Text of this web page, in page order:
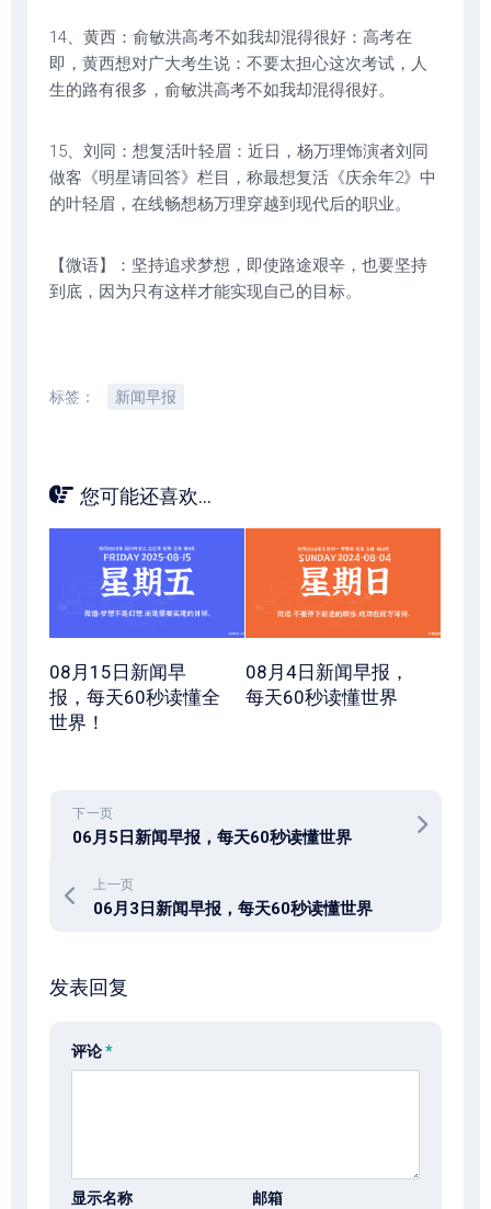
14、黄西：俞敏洪高考不如我却混得很好：高考在
即，黄西想对广大考生说：不要太担心这次考试，人
生的路有很多，俞敏洪高考不如我却混得很好。
15、刘同：想复活叶轻眉：近日，杨万理饰演者刘同
做客《明星请回答》栏目，称最想复活《庆余年2》中
的叶轻眉，在线畅想杨万理穿越到现代后的职业。
【微语】：坚持追求梦想，即使路途艰辛，也要坚持
到底，因为只有这样才能实现自己的目标。
标签： 新闻早报
您可能还喜欢...
08月15日新闻早
报，每天60秒读懂全
世界！
08月4日新闻早报，
每天60秒读懂世界
下一页
06月5日新闻早报，每天60秒读懂世界
上一页
06月3日新闻早报，每天60秒读懂世界
发表回复
评论*
显示名称 邮箱